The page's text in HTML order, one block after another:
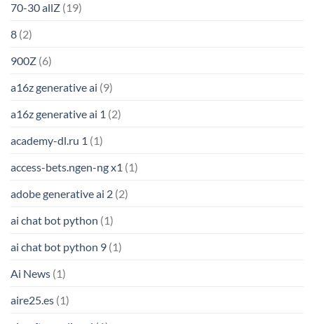
70-30 allZ (19)
8 (2)
900Z (6)
a16z generative ai (9)
a16z generative ai 1 (2)
academy-dl.ru 1 (1)
access-bets.ngen-ng x1 (1)
adobe generative ai 2 (2)
ai chat bot python (1)
ai chat bot python 9 (1)
Ai News (1)
aire25.es (1)